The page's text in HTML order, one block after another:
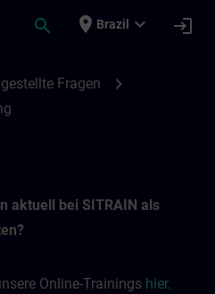
search place Brazil expand_more login
Fragen chevron_right
aktuell bei SITRAIN als
Online-Trainings hier.